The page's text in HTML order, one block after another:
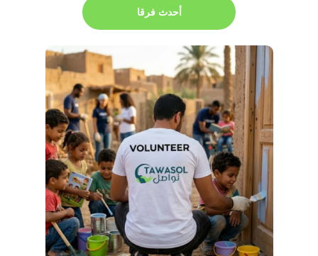
أحدث فرقا